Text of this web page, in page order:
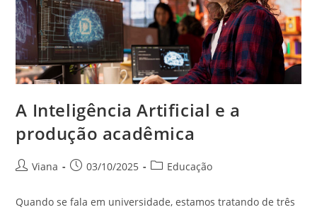
A Inteligência Artificial e a
produção acadêmica
Viana 03/10/2025 Educação
Quando se fala em universidade, estamos tratando de três